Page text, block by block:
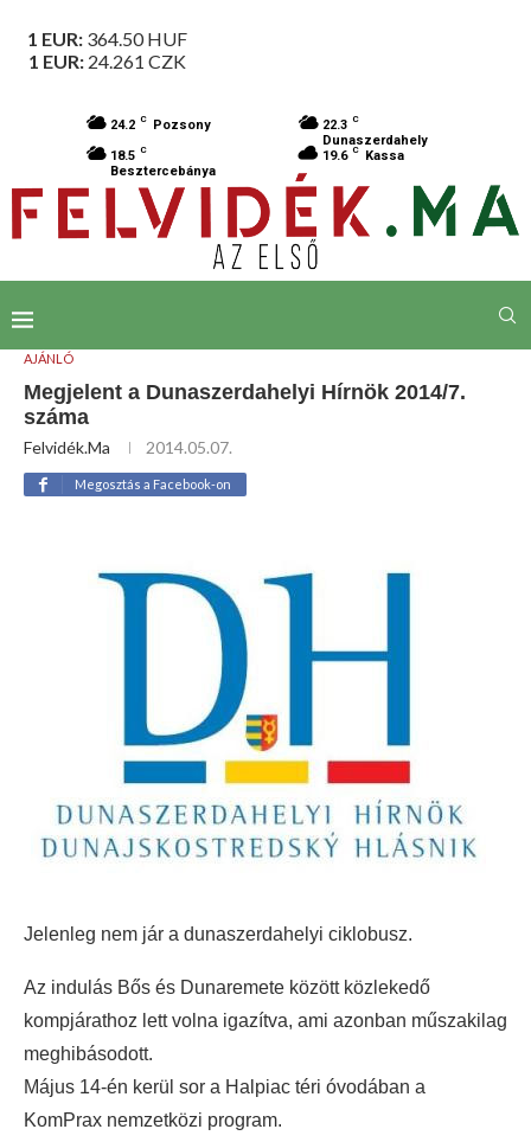
1 EUR: 364.50HUF
1 EUR: 24.261 CZK
24.2 C Pozsony 22.3 C
Dunaszerdahely
18.5 C
Besztercebánya
19.6 C Kassa
AJÁNLÓ
Megjelent a Dunaszerdahelyi Hírnök 2014/7.
száma
Felvidék.ma 2014.05.07.
Megosztás a Facebook-on
Jelenleg nem jár a dunaszerdahelyi ciklobusz.
Az indulás Bős és Dunaremete között közlekedő
kompjárathoz lett volna igazítva, ami azonban műszakilag
meghibásodott.
Május 14-én kerül sor a Halpiac téri óvodában a
KomPrax nemzetközi program.